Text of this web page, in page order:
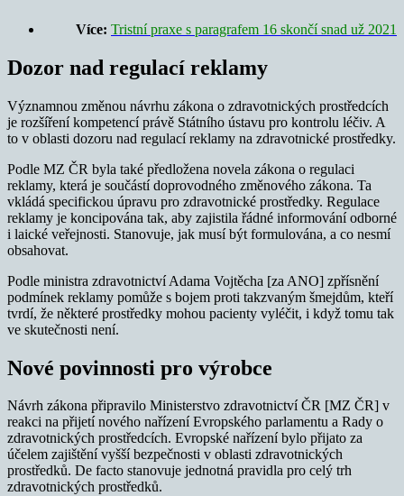
Více: Tristní praxe s paragrafem 16 skončí snad už 2021
Dozor nad regulací reklamy
Významnou změnou návrhu zákona o zdravotnických prostředcích
je rozšíření kompetencí právě Státního ústavu pro kontrolu léčiv. A
to v oblasti dozoru nad regulací reklamy na zdravotnické prostředky.
Podle MZ ČR byla také předložena novela zákona o regulaci
reklamy, která je součástí doprovodného změnového zákona. Ta
vkládá specifickou úpravu pro zdravotnické prostředky. Regulace
reklamy je koncipována tak, aby zajistila řádné informování odborné
i laické veřejnosti. Stanovuje, jak musí být formulována, a co nesmí
obsahovat.
Podle ministra zdravotnictví Adama Vojtěcha [za ANO] zpřísnění
podmínek reklamy pomůže s bojem proti takzvaným šmejdům, kteří
tvrdí, že některé prostředky mohou pacienty vyléčit, i když tomu tak
ve skutečnosti není.
Nové povinnosti pro výrobce
Návrh zákona připravilo Ministerstvo zdravotnictví ČR [MZ ČR] v
reakci na přijetí nového nařízení Evropského parlamentu a Rady o
zdravotnických prostředcích. Evropské nařízení bylo přijato za
účelem zajištění vyšší bezpečnosti v oblasti zdravotnických
prostředků. De facto stanovuje jednotná pravidla pro celý trh
zdravotnických prostředků.